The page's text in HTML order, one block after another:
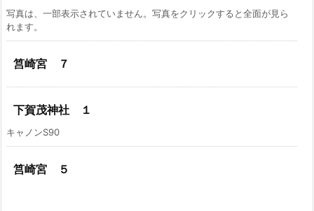
写真は、一部表示されていません。写真をクリックすると全面が見ら
れます。
筥崎宮 ７
下賀茂神社 １
キャノンS90
筥崎宮 ５